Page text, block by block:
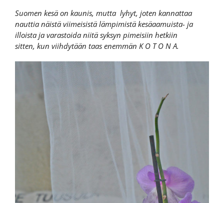
Suomen kesä on kaunis, mutta lyhyt, joten kannattaa
nauttia näistä viimeisistä lämpimistä kesäaamuista- ja
illoista ja varastoida niitä syksyn pimeisiin hetkiin
sitten, kun viihdytään taas enemmän K O T O N A.